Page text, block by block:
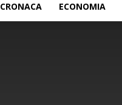
CRONACA ECONOMIA